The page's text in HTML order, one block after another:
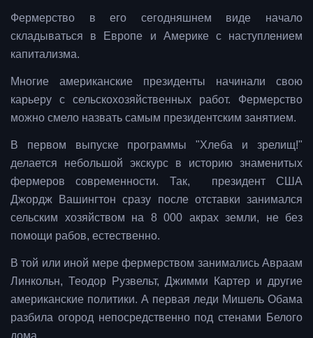
Фермерство в его сегодняшнем виде начало
складываться в Европе и Америке с наступлением
капитализма.
Многие американские президенты начинали свою
карьеру с сельскохозяйственных работ. Фермерство
можно смело назвать самым президентским занятием.
В первом выпуске программы "Хлеба и зрелищ!"
делается небольшой экскурс в историю знаменитых
фермеров современности. Так, президент США
Джордж Вашингтон сразу после отставки занимался
сельским хозяйством на 8 000 акрах земли, не без
помощи рабов, естественно.
В той или иной мере фермерством занимались Авраам
Линкольн, Теодор Рузвельт, Джимми Картер и другие
американские политики. А первая леди Мишель Обама
разбила огород непосредственно под стенами Белого
дома.